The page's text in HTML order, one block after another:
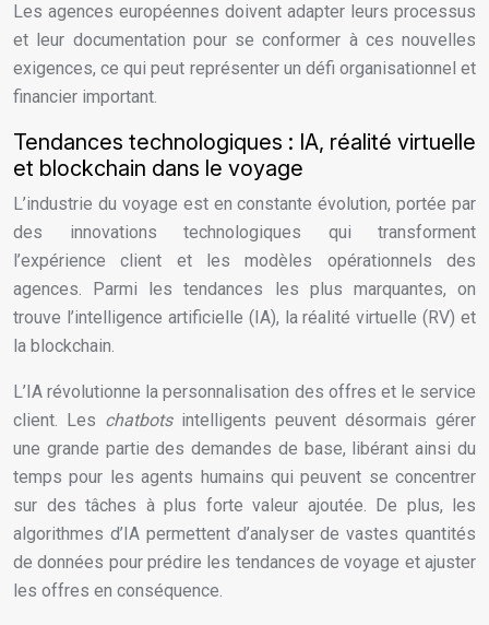
Les agences européennes doivent adapter leurs processus
et leur documentation pour se conformer à ces nouvelles
exigences, ce qui peut représenter un défi organisationnel et
financier important.
Tendances technologiques : IA, réalité virtuelle
et blockchain dans le voyage
L’industrie du voyage est en constante évolution, portée par
des innovations technologiques qui transforment
l’expérience client et les modèles opérationnels des
agences. Parmi les tendances les plus marquantes, on
trouve l’intelligence artificielle (IA), la réalité virtuelle (RV) et
la blockchain.
L’IA révolutionne la personnalisation des offres et le service
client. Les chatbots intelligents peuvent désormais gérer
une grande partie des demandes de base, libérant ainsi du
temps pour les agents humains qui peuvent se concentrer
sur des tâches à plus forte valeur ajoutée. De plus, les
algorithmes d’IA permettent d’analyser de vastes quantités
de données pour prédire les tendances de voyage et ajuster
les offres en conséquence.